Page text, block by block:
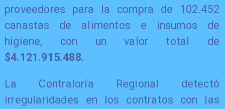
proveedores para la compra de 102.452
canastas de alimentos e insumos de
higiene, con un valor total de
$4.121.915.488.
La Contraloría Regional detectó
irregularidades en los contratos con las